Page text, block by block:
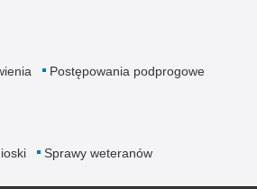
Postępowania podprogowe
Sprawy weteranów